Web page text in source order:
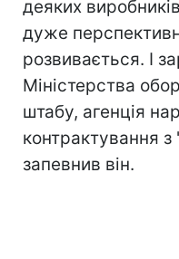
деяких
дуже
розвивається. І
Міністерства
штабу, агенція
контрактування
запевнив він.